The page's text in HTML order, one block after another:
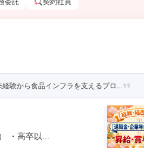
委託 契約社員
経験から食品インフラを支えるプロ...
・高卒以...